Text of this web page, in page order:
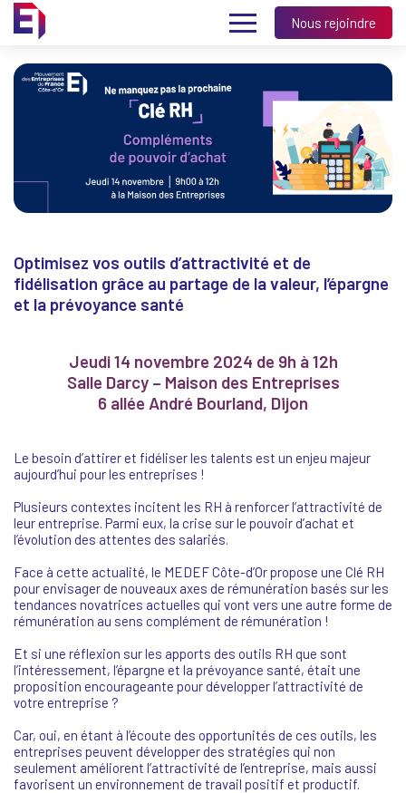
Nous rejoindre
Optimisez vos outils d’attractivité et de
fidélisation grâce au partage de la valeur, l’épargne
et la prévoyance santé
Jeudi 14 novembre 2024 de 9h à 12h
Salle Darcy – Maison des Entreprises
6 allée André Bourland, Dijon
Le besoin d’attirer et fidéliser les talents est un enjeu majeur
aujourd’hui pour les entreprises !
Plusieurs contextes incitent les RH à renforcer l’attractivité de
leur entreprise. Parmi eux, la crise sur le pouvoir d’achat et
l’évolution des attentes des salariés.
Face à cette actualité, le MEDEF Côte-d’Or propose une Clé RH
pour envisager de nouveaux axes de rémunération basés sur les
tendances novatrices actuelles qui vont vers une autre forme de
rémunération au sens complément de rémunération !
Et si une réflexion sur les apports des outils RH que sont
l’intéressement, l’épargne et la prévoyance santé, était une
proposition encourageante pour développer l’attractivité de
votre entreprise ?
Car, oui, en étant à l’écoute des opportunités de ces outils, les
entreprises peuvent développer des stratégies qui non
seulement améliorent l’attractivité de l’entreprise, mais aussi
favorisent un environnement de travail positif et productif.